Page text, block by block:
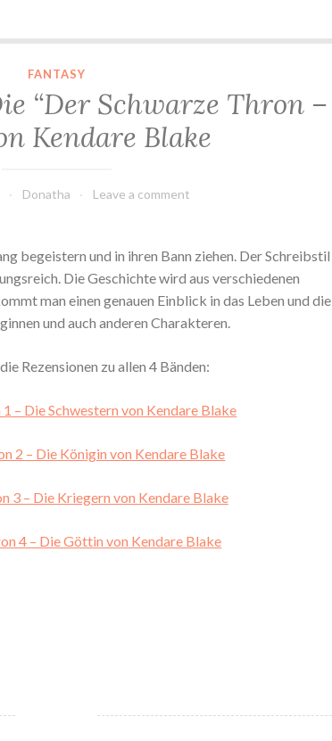
*Rezension* -> Die “Der Schwarze Thron – Saga” von Kendare Blake
FANTASY
“Der Schwarze Thron –
Kendare Blake
Donatha Leave a comment
begeistern und in ihren Bann ziehen. Der Schreibstil
Die Geschichte wird aus verschiedenen
man einen genauen Einblick in das Leben und die
und auch anderen Charakteren.
Rezensionen zu allen 4 Bänden:
– Die Schwestern von Kendare Blake
2 – Die Königin von Kendare Blake
3 – Die Kriegern von Kendare Blake
4 – Die Göttin von Kendare Blake